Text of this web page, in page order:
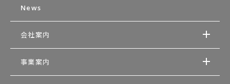
News
会社案内
事業案内